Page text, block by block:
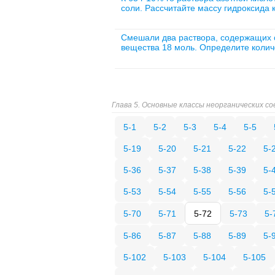
соли. Рассчитайте массу гидроксида
Смешали два раствора, содержащих
вещества 18 моль. Определите
Глава 5. Основные классы неорганических
5-1 5-2 5-3 5-4 5-5
5-19 5-20 5-21 5-22 5-
5-36 5-37 5-38 5-39 5-
5-53 5-54 5-55 5-56 5-
5-70 5-71 5-72 5-73 5-
5-86 5-87 5-88 5-89 5-
5-102 5-103 5-104 5-105